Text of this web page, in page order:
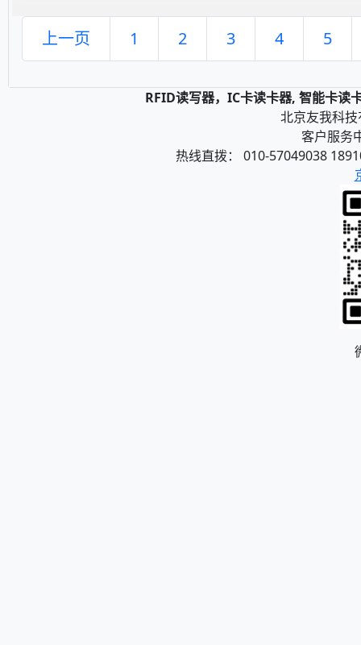
上一页 1 2 3 4 5
RFID读写器，IC卡读卡器, 智能卡读
北京友我科
客户服务
热线直拨： 010-57049038